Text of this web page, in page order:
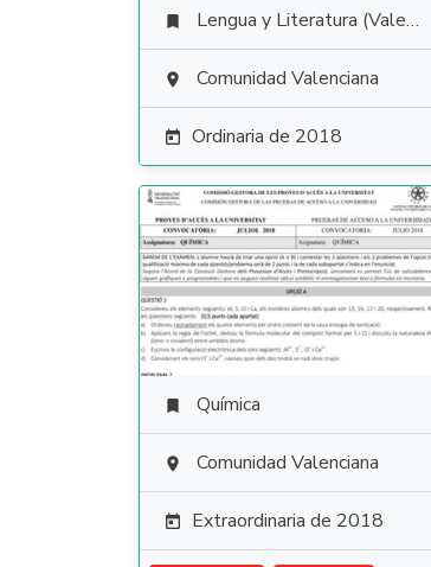
 Lengua y Literatura (Valenciano)
 Comunidad Valenciana
 Ordinaria de 2018
 Química
 Comunidad Valenciana
 Extraordinaria de 2018